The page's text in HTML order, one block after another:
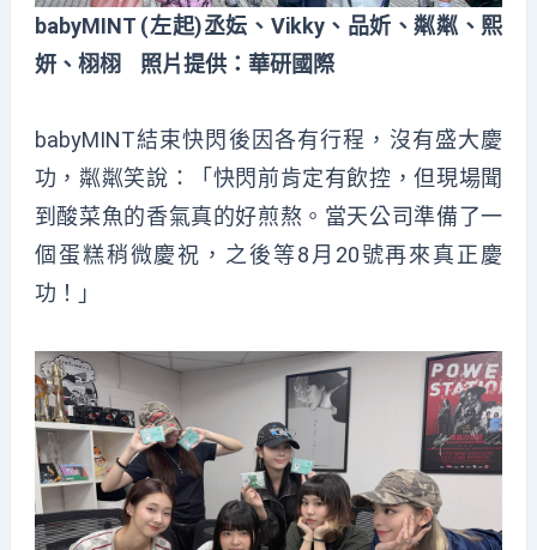
babyMINT (左起)丞妘、Vikky、品妡、粼粼、熙
妍、栩栩 照片提供：華研國際
babyMINT結束快閃後因各有行程，沒有盛大慶
功，粼粼笑說：「快閃前肯定有飲控，但現場聞
到酸菜魚的香氣真的好煎熬。當天公司準備了一
個蛋糕稍微慶祝，之後等8月20號再來真正慶
功！」